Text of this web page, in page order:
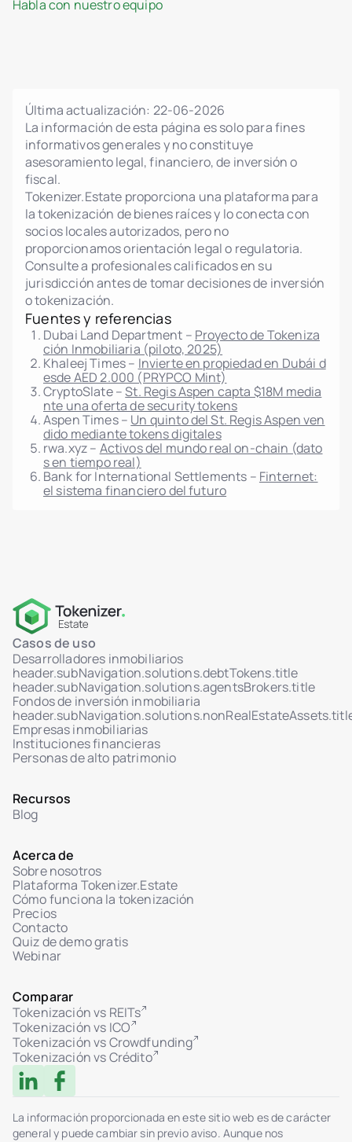
Lógica de smart contracts conforme a MiCA
Carga planos, renders y PDFs legales
Galería interactiva de unidades con estado en
tiempo real
Notificaciones de cambios para
administradores e inversores
Panel personal del inversor
Importación/exportación de datos
Editor de políticas legales (Términos,
Privacidad, AML, Riesgo)
Interfaz multilingüe
Integración con proveedores externos de
KYC/AML
Verificación de inversores manual y
automatizada
Historial de transacciones e inversiones por
usuario
Mapa de distribución de tokens por unidad
Reportes por unidad/proyecto
Integración completa con el módulo de
mercado
Soporte de transacciones multisig
Integración HSM vía AWS KMS
Logs WORM: almacenamiento inmutable y no
eliminable
Control de acceso basado en roles (RBAC)
Soporte MFA para acceso de administradores
Panel de actividad en tiempo real (usuarios,
ventas, tokens)
Transferencias de tokens iniciadas por admin
Sistema de tickets seguro con Centro de ayuda
Gestión de estado de tickets: En revisión /
Resuelto
Adjuntos de archivos en el diálogo usuario-
admin
Habla con nuestro equipo
Última actualización: 22-06-2026
La información de esta página es solo para fines
informativos generales y no constituye
asesoramiento legal, financiero, de inversión o
fiscal.
Tokenizer.Estate proporciona una plataforma para
la tokenización de bienes raíces y lo conecta con
socios locales autorizados, pero no
proporcionamos orientación legal o regulatoria.
Consulte a profesionales calificados en su
jurisdicción antes de tomar decisiones de inversión
o tokenización.
Fuentes y referencias
Dubai Land Department – Proyecto de Tokeniza
ción Inmobiliaria (piloto, 2025)
Khaleej Times – Invierte en propiedad en Dubái d
esde AED 2.000 (PRYPCO Mint)
CryptoSlate –St. Regis Aspen capta $18M media
nte una oferta de security tokens
Aspen Times – Un quinto del St. Regis Aspen ven
dido mediante tokens digitales
rwa.xyz – Activos del mundo real on-chain (dato
s en tiempo real)
Bank for International Settlements – Finternet:
el sistema financiero del futuro
Casos de uso
Desarrolladores inmobiliarios
header.subNavigation.solutions.debtTokens.title
header.subNavigation.solutions.agentsBrokers.title
Fondos de inversión inmobiliaria
Empresas inmobiliarias
Instituciones financieras
Personas de alto patrimonio
Recursos
Blog
Acerca de
Sobre nosotros
Plataforma Tokenizer.Estate
Cómo funciona la tokenización
Precios
Contacto
Quiz de demo gratis
Webinar
Comparar
Tokenización vs REITs
Tokenización vs ICO
Tokenización vs Crowdfunding
Tokenización vs Crédito
La información proporcionada en este sitio web es de carácter
general y puede cambiar sin previo aviso. Aunque nos